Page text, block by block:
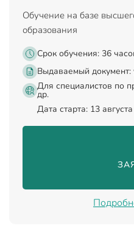
Обучение на базе
образования
Срок обучения: 36
Выдаваемый документ:
Для специалистов по
др.
Дата старта: 13